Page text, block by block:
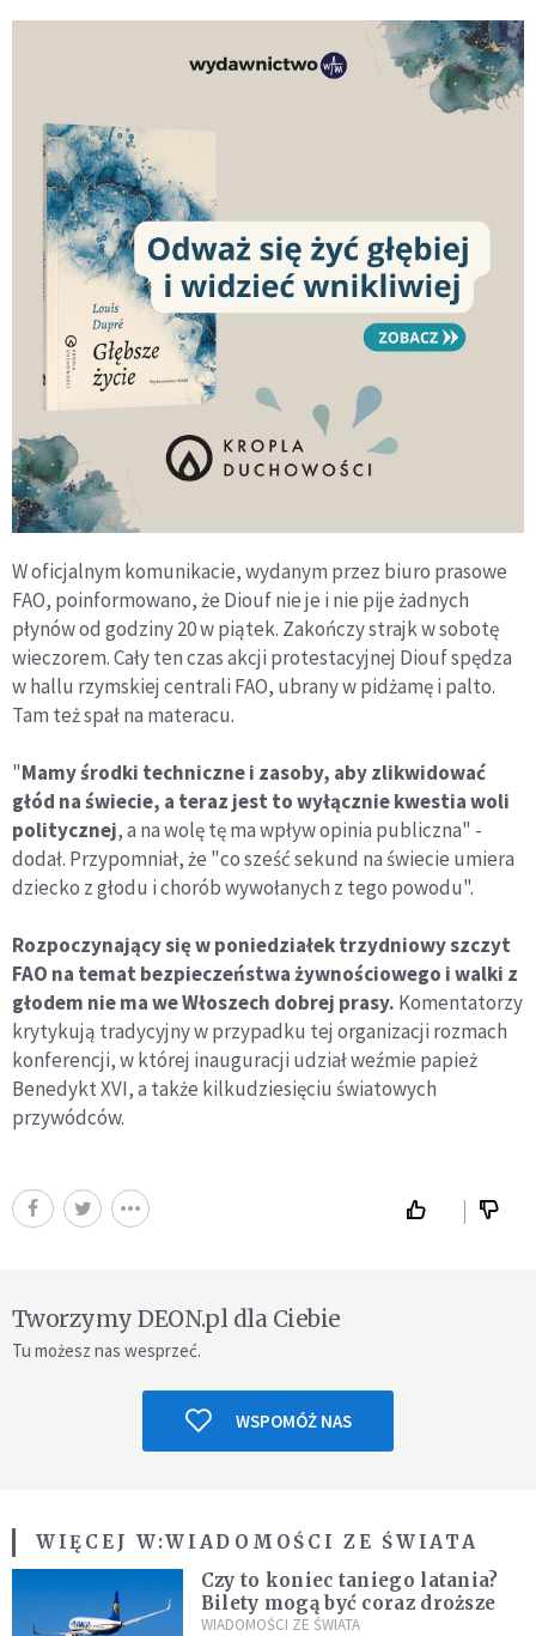
W oficjalnym komunikacie, wydanym przez biuro prasowe
FAO, poinformowano, że Diouf nie je i nie pije żadnych
płynów od godziny 20 w piątek. Zakończy strajk w sobotę
wieczorem. Cały ten czas akcji protestacyjnej Diouf spędza
w hallu rzymskiej centrali FAO, ubrany w pidżamę i palto.
Tam też spał na materacu.
"Mamy środki techniczne i zasoby, aby zlikwidować
głód na świecie, a teraz jest to wyłącznie kwestia woli
politycznej, a na wolę tę ma wpływ opinia publiczna" -
dodał. Przypomniał, że "co sześć sekund na świecie umiera
dziecko z głodu i chorób wywołanych z tego powodu".
Rozpoczynający się w poniedziałek trzydniowy szczyt
FAO na temat bezpieczeństwa żywnościowego i walki z
głodem nie ma we Włoszech dobrej prasy. Komentatorzy
krytykują tradycyjny w przypadku tej organizacji rozmach
konferencji, w której inauguracji udział weźmie papież
Benedykt XVI, a także kilkudziesięciu światowych
przywódców.
Tworzymy DEON.pl dla Ciebie
Tu możesz nas wesprzeć.
WSPOMÓŻ NAS
WIĘCEJ W:WIADOMOŚCI ZE ŚWIATA
Czy to koniec taniego latania?
Bilety mogą być coraz droższe
WIADOMOŚCI ZE ŚWIATA